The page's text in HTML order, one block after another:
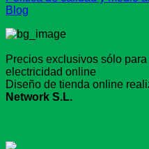
Blog
Precios exclusivos sólo
electricidad online
Diseño de tienda online
Network S.L.